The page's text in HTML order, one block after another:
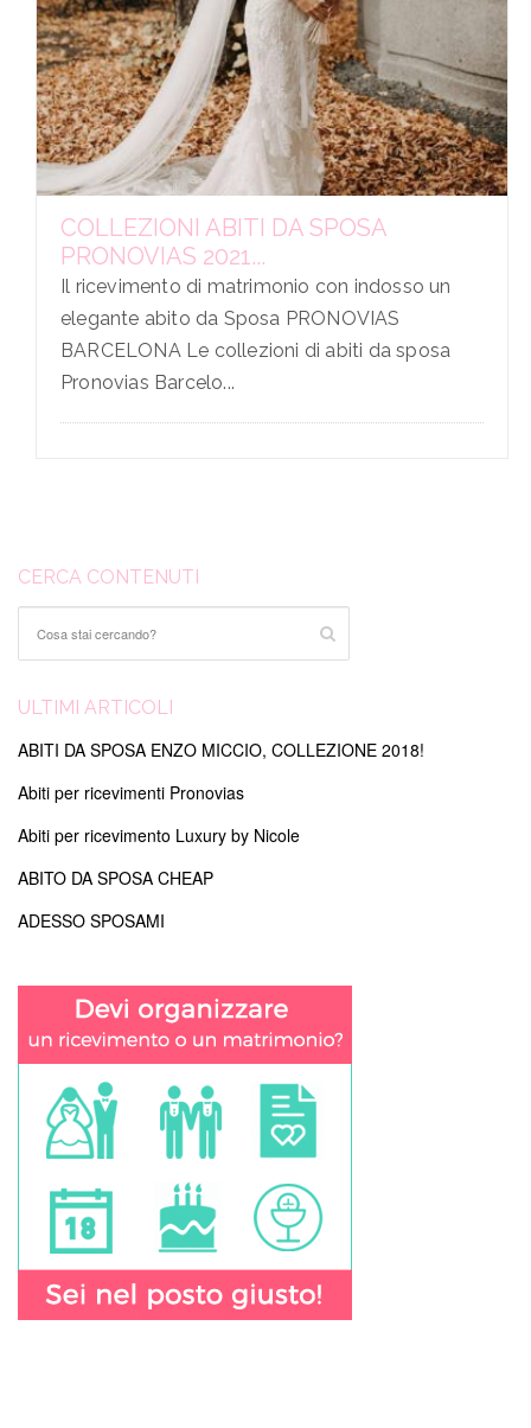
COLLEZIONI ABITI DA SPOSA
PRONOVIAS 2021...
Il ricevimento di matrimonio con indosso un
elegante abito da Sposa PRONOVIAS
BARCELONA Le collezioni di abiti da sposa
Pronovias Barcelo...
CERCA CONTENUTI
ULTIMI ARTICOLI
ABITI DA SPOSA ENZO MICCIO, COLLEZIONE 2018!
Abiti per ricevimenti Pronovias
Abiti per ricevimento Luxury by Nicole
ABITO DA SPOSA CHEAP
ADESSO SPOSAMI